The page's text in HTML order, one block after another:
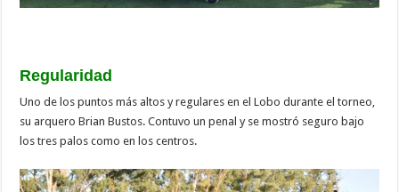
Regularidad
Uno de los puntos más altos y regulares en el Lobo durante el torneo,
su arquero Brian Bustos. Contuvo un penal y se mostró seguro bajo
los tres palos como en los centros.